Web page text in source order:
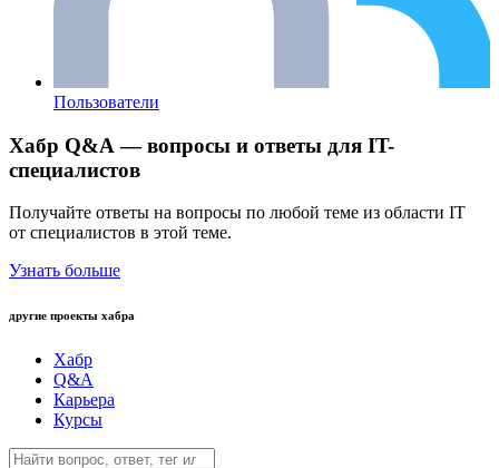
Пользователи
Хабр Q&A — вопросы и ответы для IT-
специалистов
Получайте ответы на вопросы по любой теме из области IT
от специалистов в этой теме.
Узнать больше
другие проекты хабра
Хабр
Q&A
Карьера
Курсы